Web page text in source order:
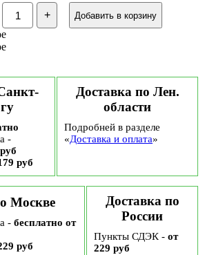
Количество
Подарочный
набор
"Ореховый
микс
февраля"
№59
+ Добавить в корзину
-
руб
Доставка по Лен.
области
Подробней в разделе
«Доставка и оплата»
Москве
- бесплатно от
руб
Доставка по
России
Пункты СДЭК - от
229 руб